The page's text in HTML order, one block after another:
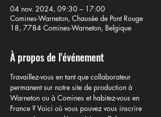
04 nov. 2024, 09:30 – 17:00
Comines-Warneton, Chausée de Pont Rouge
18, 7784 Comines-Warneton, Belgique
À propos de l'événement
Travaillez-vous en tant que collaborateur
permanent sur notre site de production à
Warneton ou à Comines et habitez-vous en
France ? Voici où vous pouvez vous inscrire